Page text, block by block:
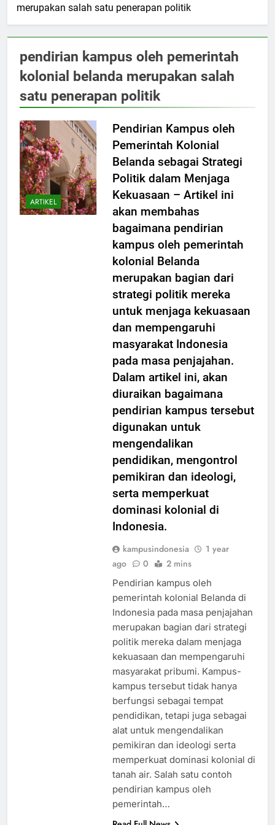
merupakan salah satu penerapan politik
pendirian kampus oleh pemerintah
kolonial belanda merupakan salah
satu penerapan politik
ARTIKEL
Pendirian Kampus oleh
Pemerintah Kolonial
Belanda sebagai Strategi
Politik dalam Menjaga
Kekuasaan – Artikel ini
akan membahas
bagaimana pendirian
kampus oleh pemerintah
kolonial Belanda
merupakan bagian dari
strategi politik mereka
untuk menjaga kekuasaan
dan mempengaruhi
masyarakat Indonesia
pada masa penjajahan.
Dalam artikel ini, akan
diuraikan bagaimana
pendirian kampus tersebut
digunakan untuk
mengendalikan
pendidikan, mengontrol
pemikiran dan ideologi,
serta memperkuat
dominasi kolonial di
Indonesia.
kampusindonesia
1 year
ago
0 2 mins
Pendirian kampus oleh
pemerintah kolonial Belanda di
Indonesia pada masa penjajahan
merupakan bagian dari strategi
politik mereka dalam menjaga
kekuasaan dan mempengaruhi
masyarakat pribumi. Kampus-
kampus tersebut tidak hanya
berfungsi sebagai tempat
pendidikan, tetapi juga sebagai
alat untuk mengendalikan
pemikiran dan ideologi serta
memperkuat dominasi kolonial di
tanah air. Salah satu contoh
pendirian kampus oleh
pemerintah…